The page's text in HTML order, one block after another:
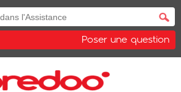
Poser une question